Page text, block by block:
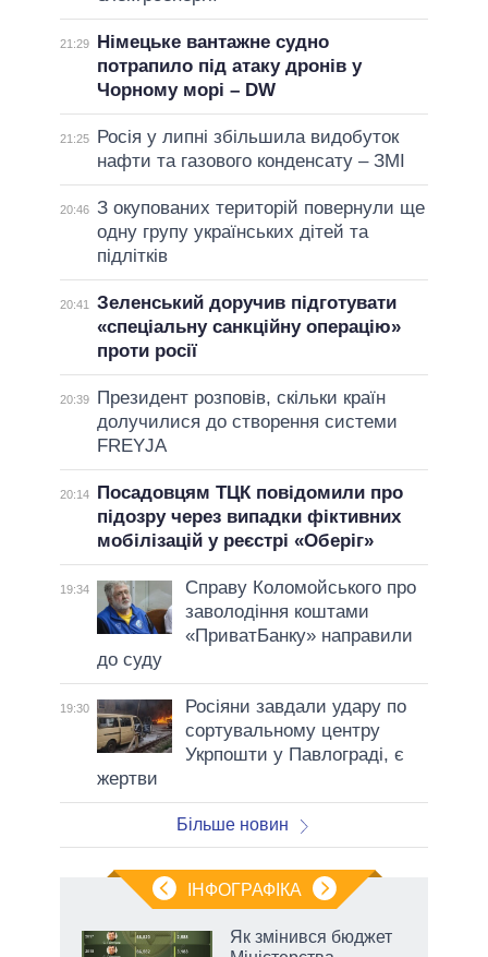
21:29
Німецьке вантажне судно
потрапило під атаку дронів у
Чорному морі – DW
21:25
Росія у липні збільшила видобуток
нафти та газового конденсату – ЗМІ
20:46 З окупованих територій повернули ще
одну групу українських дітей та
підлітків
20:41
Зеленський доручив підготувати
«спеціальну санкційну операцію»
проти росії
20:39
Президент розповів, скільки країн
долучилися до створення системи
FREYJA
20:14
Посадовцям ТЦК повідомили про
підозру через випадки фіктивних
мобілізацій у реєстрі «Оберіг»
19:34
Справу Коломойського про
заволодіння коштами
«ПриватБанку» направили
до суду
19:30
Росіяни завдали удару по
сортувальному центру
Укрпошти у Павлограді, є
жертви
Більше новин
ІНФОГРАФІКА
Як змінився бюджет